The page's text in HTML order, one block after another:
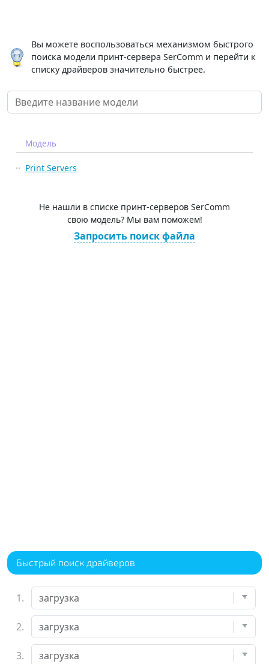
Вы можете воспользоваться механизмом быстрого
поиска модели принт-сервера SerComm и перейти к
списку драйверов значительно быстрее.
Модель
Print Servers
Не нашли в списке принт-серверов SerComm
свою модель? Мы вам поможем!
Запросить поиск файла
Быстрый поиск драйверов
1.
2.
3.